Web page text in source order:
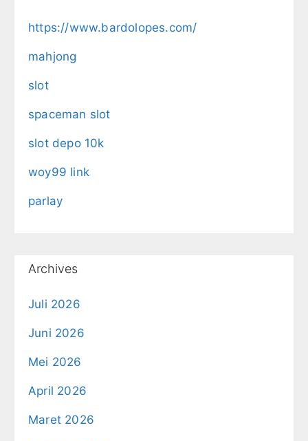
https://www.bardolopes.com/
mahjong
slot
spaceman slot
slot depo 10k
woy99 link
parlay
Archives
Juli 2026
Juni 2026
Mei 2026
April 2026
Maret 2026